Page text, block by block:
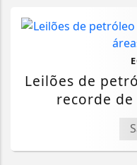
Leilões de
recorde